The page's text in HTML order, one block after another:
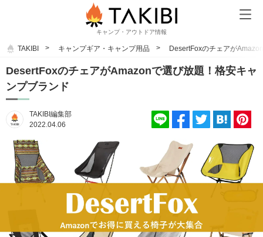
キャンプ・アウトドア情報
TAKIBI キャンプギア・キャンプ用品 DesertFoxのチェアが
DesertFoxのチェアがAmazonで選び放題！格安キャ
ンプブランド
TAKIBI編集部
2022.04.06